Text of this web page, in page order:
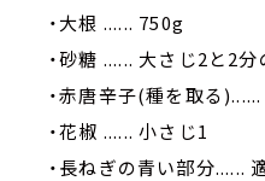
・大根 ...... 750g
・砂糖 ...... 大さじ2と2分
・赤唐辛子(種を取る
・花椒 ...... 小さじ1
・長ねぎの青い部分......